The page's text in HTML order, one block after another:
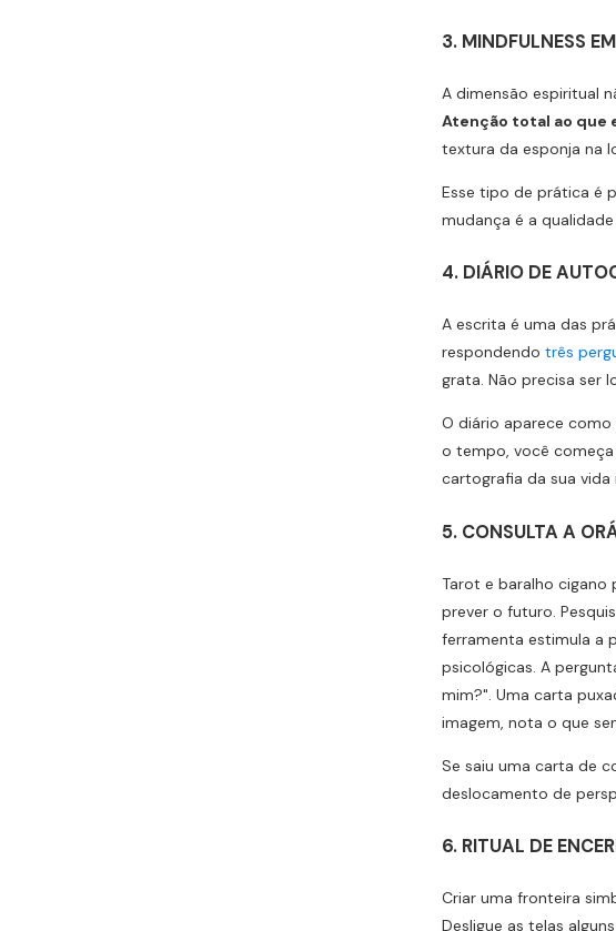
3. MINDFULNESS
A dimensão espiritual
Atenção total ao que
textura da esponja na
Esse tipo de prática é
mudança é a
4. DIÁRIO DE
A escrita é uma das
respondendotrês
grata. Não precisa ser
O diário aparece
o tempo, você
cartografia da sua vida
5. CONSULTA A
Tarot e baralho
prever o futuro.
ferramenta estimula a
psicológicas. A
mim?". Uma carta
imagem, nota o que
Se saiu uma carta de
deslocamento de
6. RITUAL DE
Criar uma fronteira
Desligue as telas